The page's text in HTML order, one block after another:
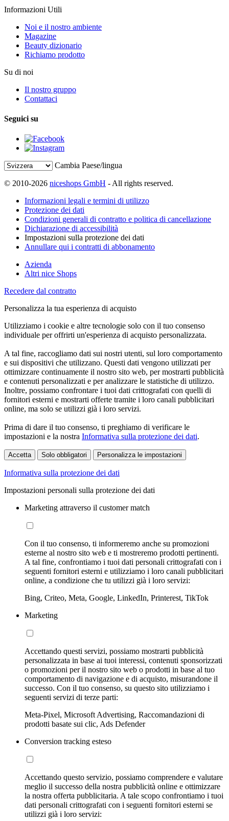
Informazioni Utili
Noi e il nostro ambiente
Magazine
Beauty dizionario
Richiamo prodotto
Su di noi
Il nostro gruppo
Contattaci
Seguici su
Cambia Paese/lingua
© 2010-2026 niceshops GmbH - All rights reserved.
Informazioni legali e termini di utilizzo
Protezione dei dati
Condizioni generali di contratto e politica di cancellazione
Dichiarazione di accessibilità
Impostazioni sulla protezione dei dati
Annullare qui i contratti di abbonamento
Azienda
Altri nice Shops
Recedere dal contratto
Personalizza la tua esperienza di acquisto
Utilizziamo i cookie e altre tecnologie solo con il tuo consenso
individuale per offrirti un'esperienza di acquisto personalizzata.
A tal fine, raccogliamo dati sui nostri utenti, sul loro comportamento
e sui dispositivi che utilizzano. Questi dati vengono utilizzati per
ottimizzare continuamente il nostro sito web, per mostrarti pubblicità
e contenuti personalizzati e per analizzare le statistiche di utilizzo.
Inoltre, possiamo confrontare i tuoi dati crittografati con quelli di
fornitori esterni e mostrarti offerte tramite i loro canali pubblicitari
online, ma solo se utilizzi già i loro servizi.
Prima di dare il tuo consenso, ti preghiamo di verificare le
impostazioni e la nostra Informativa sulla protezione dei dati.
Accetta Solo obbligatori Personalizza le impostazioni
Informativa sulla protezione dei dati
Impostazioni personali sulla protezione dei dati
Marketing attraverso il customer match
Con il tuo consenso, ti informeremo anche su promozioni
esterne al nostro sito web e ti mostreremo prodotti pertinenti.
A tal fine, confrontiamo i tuoi dati personali crittografati con i
seguenti fornitori esterni e utilizziamo i loro canali pubblicitari
online, a condizione che tu utilizzi già i loro servizi:
Bing, Criteo, Meta, Google, LinkedIn, Printerest, TikTok
Marketing
Accettando questi servizi, possiamo mostrarti pubblicità
personalizzata in base ai tuoi interessi, contenuti sponsorizzati
o promozioni per il nostro sito web o prodotti in base al tuo
comportamento di navigazione e di acquisto, misurandone il
successo. Con il tuo consenso, su questo sito utilizziamo i
seguenti servizi di terze parti:
Meta-Pixel, Microsoft Advertising, Raccomandazioni di
prodotti basate sui clic, Ads Defender
Conversion tracking esteso
Accettando questo servizio, possiamo comprendere e valutare
meglio il successo della nostra pubblicità online e ottimizzare
la nostra offerta pubblicitaria. A tale scopo confrontiamo i tuoi
dati personali crittografati con i seguenti fornitori esterni se
utilizzi già i loro servizi: